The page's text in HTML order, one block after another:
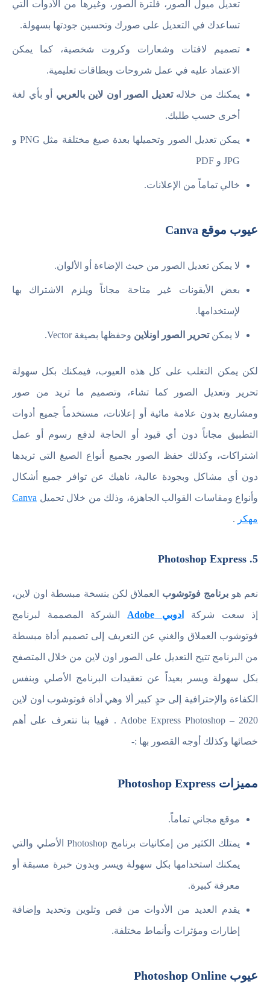
تعديل ميول الصور، فلترة الصور، وغيرها من الأدوات التي
تساعدك في التعديل على صورك وتحسين جودتها بسهولة.
تصميم لافتات وشعارات وكروت شخصية، كما يمكن
الاعتماد عليه في عمل شروحات وبطاقات تعليمية.
يمكنك من خلالهتعديل الصور اون لاين بالعربي أو بأي لغة
أخرى حسب طلبك.
يمكن تعديل الصور وتحميلها بعدة صيغ مختلفة مثل PNG و
JPG و PDF
خالي تماماً من الإعلانات.
عيوب موقع Canva
لا يمكن تعديل الصور من حيث الإضاءة أو الألوان.
بعض الأيقونات غير متاحة مجاناً ويلزم الاشتراك بها
لإستخدامها.
لا يمكنتحرير الصور اونلاين وحفظها بصيغة Vector.
لكن يمكن التغلب على كل هذه العيوب، فيمكنك بكل سهولة
تحرير وتعديل الصور كما تشاء، وتصميم ما تريد من صور
ومشاريع بدون علامة مائية أو إعلانات، مستخدماً جميع أدوات
التطبيق مجاناً دون أي قيود أو الحاجة لدفع رسوم أو عمل
اشتراكات، وكذلك حفظ الصور بجميع أنواع الصيغ التي تريدها
دون أي مشاكل وبجودة عالية، ناهيك عن توافر جميع أشكال
وأنواع ومقاسات القوالب الجاهزة، وذلك من خلال تحميل Canva
مهكر .
5. Photoshop Express
نعم هو برنامج فوتوشوب العملاق لكن بنسخة مبسطة اون لاين،
إذ سعت شركة ادوبي Adobe الشركة المصممة لبرنامج
فوتوشوب العملاق والغني عن التعريف إلى تصميم أداة مبسطة
من البرنامج تتيح التعديل على الصور اون لاين من خلال المتصفح
بكل سهولة ويسر بعيداً عن تعقيدات البرنامج الأصلي وبنفس
الكفاءة والإحترافية إلى حدٍ كبير ألا وهي أداة فوتوشوب اون لاين
2020 – Adobe Express Photoshop . فهيا بنا نتعرف على أهم
خصائها وكذلك أوجه القصور بها :-
مميزات Photoshop Express
موقع مجاني تماماً.
يمتلك الكثير من إمكانيات برنامج Photoshop الأصلي والتي
يمكنك استخدامها بكل سهولة ويسر وبدون خبرة مسبقة أو
معرفة كبيرة.
يقدم العديد من الأدوات من قص وتلوين وتحديد وإضافة
إطارات ومؤثرات وأنماط مختلفة.
عيوب Photoshop Online